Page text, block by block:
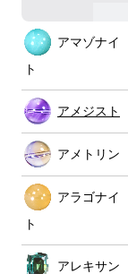
アマゾナイ
ト
アメジスト
アメトリン
アラゴナイ
ト
アレキサン